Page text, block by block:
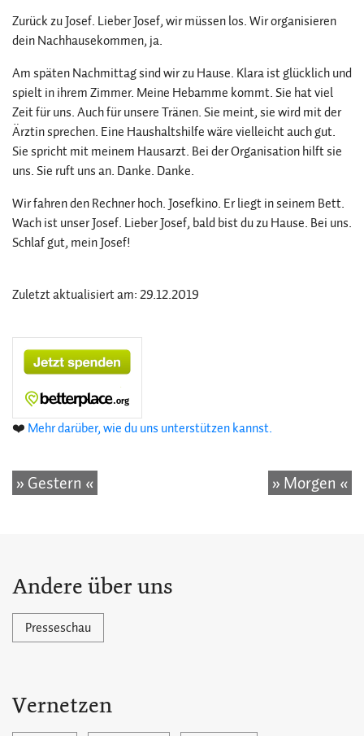
Zurück zu Josef. Lieber Josef, wir müssen los. Wir organisieren
dein Nachhausekommen, ja.
Am späten Nachmittag sind wir zu Hause. Klara ist glücklich und
spielt in ihrem Zimmer. Meine Hebamme kommt. Sie hat viel
Zeit für uns. Auch für unsere Tränen. Sie meint, sie wird mit der
Ärztin sprechen. Eine Haushaltshilfe wäre vielleicht auch gut.
Sie spricht mit meinem Hausarzt. Bei der Organisation hilft sie
uns. Sie ruft uns an. Danke. Danke.
Wir fahren den Rechner hoch. Josefkino. Er liegt in seinem Bett.
Wach ist unser Josef. Lieber Josef, bald bist du zu Hause. Bei uns.
Schlaf gut, mein Josef!
Zuletzt aktualisiert am: 29.12.2019
❤️ Mehr darüber, wie du uns unterstützen kannst.
» Gestern « » Morgen «
Andere über uns
Presseschau
Vernetzen